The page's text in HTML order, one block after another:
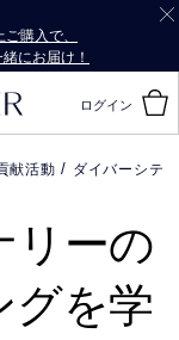
購入で、
にお届け！
ログイン
献活動
ダイバーシテ
リーの
グを学